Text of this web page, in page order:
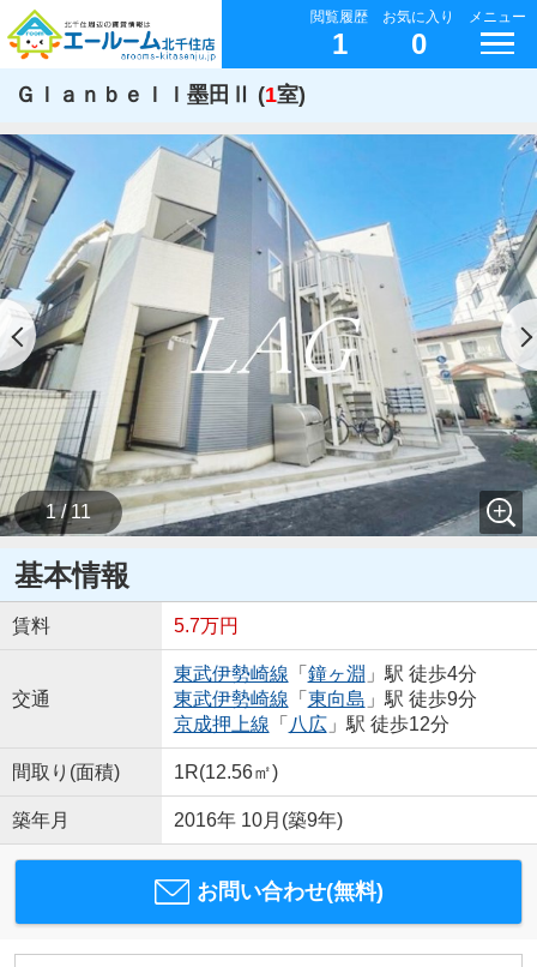
閲覧履歴
1
お気に入り
0
メニュー
Ｇｌａｎｂｅｌｌ墨田Ⅱ (1室)
1 / 11
基本情報
賃料 5.7万円
交通
東武伊勢崎線 「 鐘ヶ淵 」駅 徒歩4分
東武伊勢崎線 「 東向島 」駅 徒歩9分
京成押上線 「 八広」駅 徒歩12分
間取り(面積) 1R(12.56㎡)
築年月 2016年 10月(築9年)
お問い合わせ(無料)